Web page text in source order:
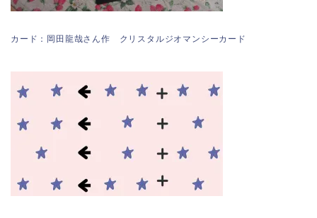
カード：岡田龍哉さん作 クリスタルジオマンシーカード